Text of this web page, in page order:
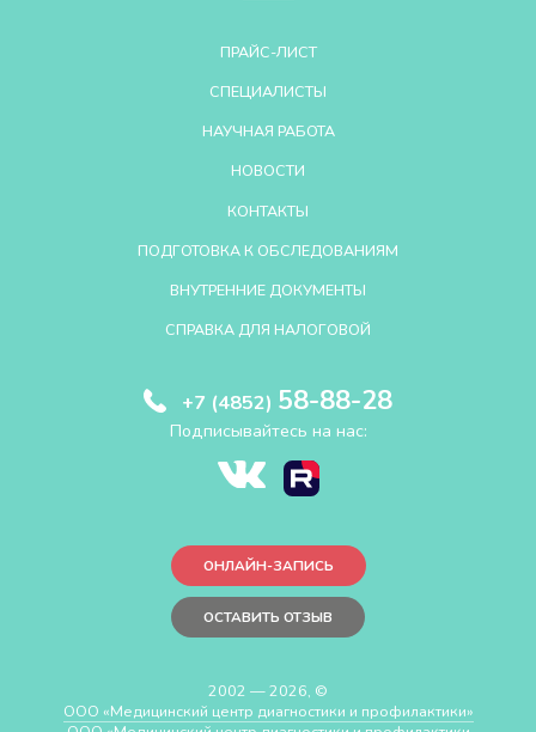
ПРАЙС-ЛИСТ
СПЕЦИАЛИСТЫ
НАУЧНАЯ РАБОТА
НОВОСТИ
КОНТАКТЫ
ПОДГОТОВКА К ОБСЛЕДОВАНИЯМ
ВНУТРЕННИЕ ДОКУМЕНТЫ
СПРАВКА ДЛЯ НАЛОГОВОЙ
+7 (4852) 58-88-28
Подписывайтесь на нас:
ОНЛАЙН-ЗАПИСЬ
ОСТАВИТЬ ОТЗЫВ
2002 — 2026, ©
ООО «Медицинский центр диагностики и профилактики»